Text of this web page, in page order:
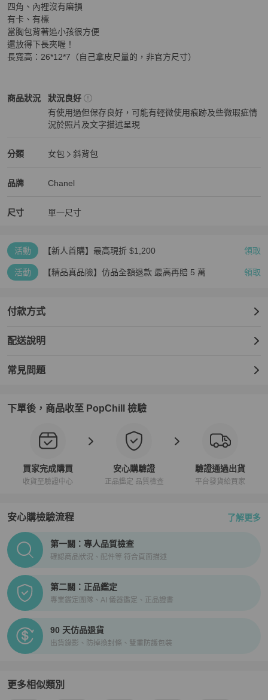
四角、內裡沒有磨損
有卡、有標
當胸包背著追小孩很方便
還放得下長夾喔！
長寬高：26*12*7（自己拿皮尺量的，非官方尺寸）
商品狀況
Chanel女包商品狀態與細節
狀況良好
有使用過但保存良好，可能有輕微使用痕跡及些微瑕疵情
況於照片及文字描述呈現
分類
Chanel 女包分類資訊
女包
斜背包
品牌
Chanel 精品女包品牌介紹
Chanel
Chanel 推薦清單
尺寸 單一尺寸
活動 【新人首購】最高現折 $1,200 領取
活動 【精品真品險】仿品全額退款 最高再賠 5 萬 領取
付款方式
配送說明
常見問題
下單後，商品收至 PopChill 檢驗
買家完成購買
收貨至驗證中心
安心購驗證
正品鑑定 品質檢查
驗證通過出貨
平台發貨給買家
安心購檢驗流程 了解更多
PopChill拍拍圈正品驗證、安心購檢驗流程介紹
第一關：專人品質檢查
確認商品狀況、配件等 符合頁面描述
第二關：正品鑑定
專業鑑定團隊、AI 儀器鑑定、正品證書
90 天仿品退貨
出貨錄影、防掉換封條、雙重防護包裝
更多相似類別